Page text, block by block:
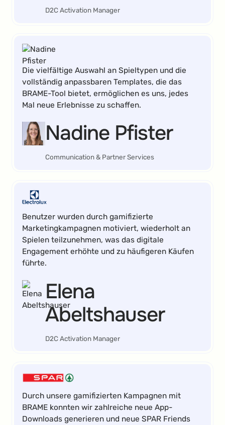
D2C Activation Manager
Die vielfältige Auswahl an Spieltypen und die
vollständig anpassbaren Templates, die das
BRAME-Tool bietet, ermöglichen es uns, jedes
Mal neue Erlebnisse zu schaffen.
Nadine Pfister
Communication & Partner Services
Benutzer wurden durch gamifizierte
Marketingkampagnen motiviert, wiederholt an
Spielen teilzunehmen, was das digitale
Engagement erhöhte und zu häufigeren Käufen
führte.
Elena
Abeltshauser
D2C Activation Manager
Durch unsere gamifizierten Kampagnen mit
BRAME konnten wir zahlreiche neue App-
Downloads generieren und neue SPAR Friends